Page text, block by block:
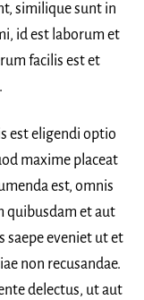
similique sunt in
id est laborum et
facilis est et
est eligendi optio
maxime placeat
est, omnis
quibusdam et aut
saepe eveniet ut et
non recusandae.
delectus, ut aut